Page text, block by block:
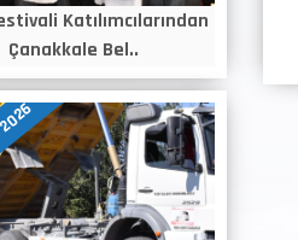
Katılımcılarından
Çanakkale Bel..